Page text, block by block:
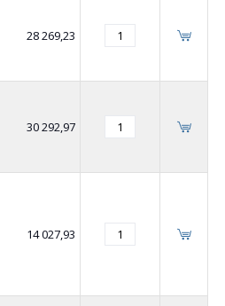
28 269,23
30 292,97
14 027,93